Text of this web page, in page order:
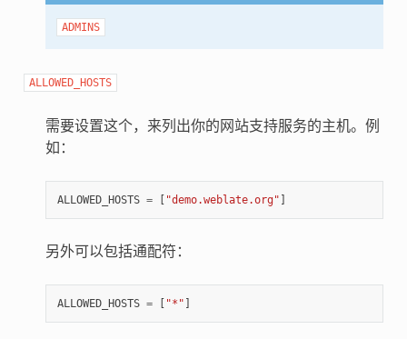
ADMINS
ALLOWED_HOSTS
需要设置这个，来列出你的网站支持服务的主机。例
如：
ALLOWED_HOSTS = [ "demo.weblate.org" ]
另外可以包括通配符：
ALLOWED_HOSTS = [ "*" ]